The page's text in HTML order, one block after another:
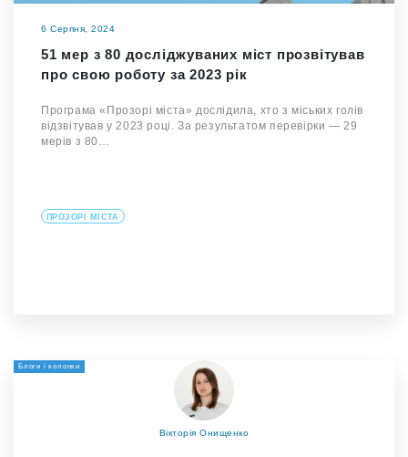
6 Серпня, 2024
51 мер з 80 досліджуваних міст прозвітував
про свою роботу за 2023 рік
Програма «Прозорі міста» дослідила, хто з міських голів
відзвітував у 2023 році. За результатом перевірки — 29
мерів з 80…
ПРОЗОРІ МІСТА
Блоги і колонки
Вікторія Онищенко